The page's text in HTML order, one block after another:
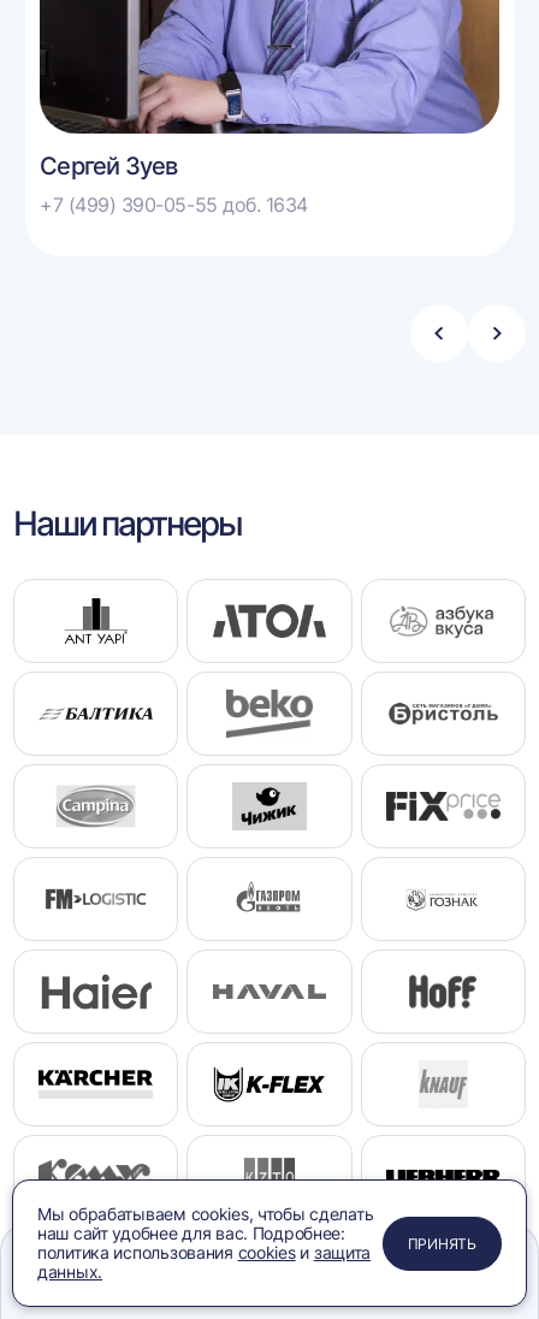
Сергей Зуев
+7 (499) 390-05-55 доб. 1634
Стрелка
Наши партнеры
ПРИМЕНИТЬ
ЗАКРЫТЬ
ЗАКРЫТЬ
ЗАКРЫТЬ
Мы обрабатываем cookies, чтобы сделать
наш сайт удобнее для вас. Подробнее:
политика использования cookiesи защита
данных.
ПРИНЯТЬ